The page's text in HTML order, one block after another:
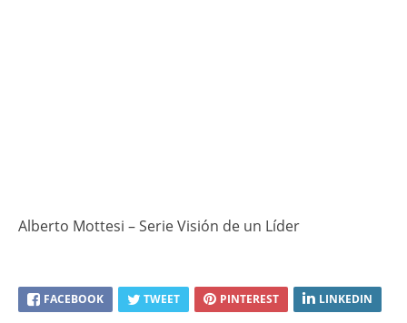
Alberto Mottesi – Serie Visión de un Líder
FACEBOOK TWEET PINTEREST LINKEDIN